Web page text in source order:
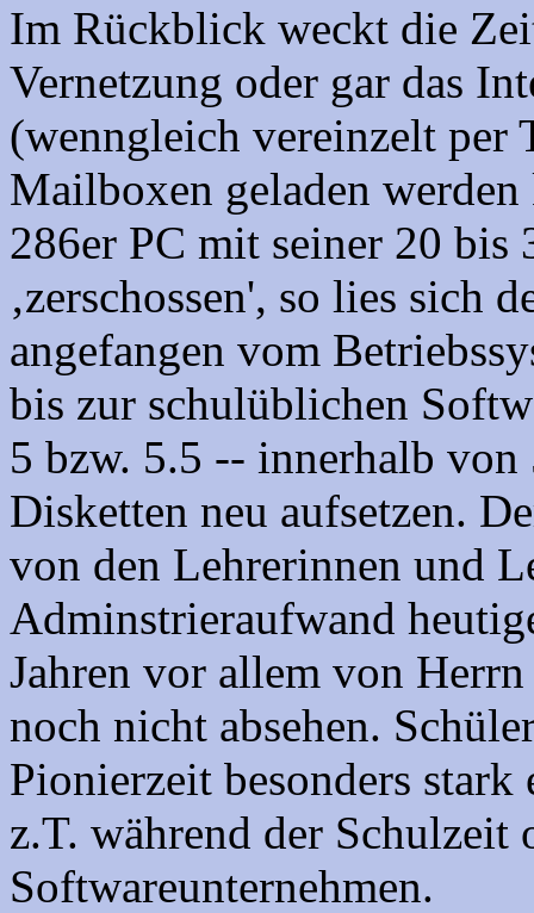
Im Rückblick weckt die
Vernetzung oder gar das
(wenngleich vereinzelt per
Mailboxen geladen
286er PC mit seiner 20 bis
‚zerschossen', so lies sich
angefangen vom
bis zur schulüblichen
5 bzw. 5.5 -- innerhalb
Disketten neu aufsetzen.
von den Lehrerinnen und
Adminstrieraufwand
Jahren vor allem von
noch nicht absehen.
Pionierzeit besonders
z.T. während der Schulzeit
Softwareunternehmen.